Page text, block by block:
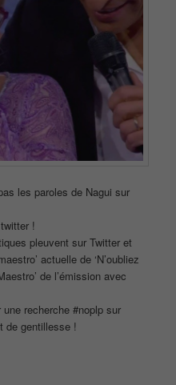
les paroles de Nagui sur
!
pleuvent sur Twitter et
actuelle de ‘N’oubliez
de l’émission avec
recherche #noplp sur
de gentillesse !